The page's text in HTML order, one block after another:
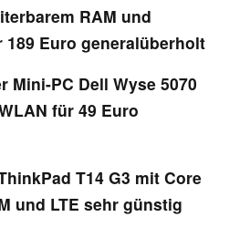
RAM und
Euro generalüberholt
Mini-PC Dell Wyse 5070
für 49 Euro
T14 G3 mit Core
und LTE sehr günstig